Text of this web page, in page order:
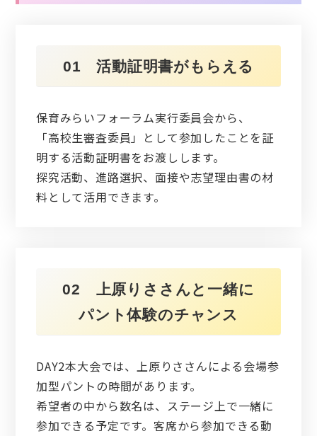
01 活動証明書がもらえる
保育みらいフォーラム実行委員会から、
「高校生審査委員」として参加したことを証
明する活動証明書をお渡しします。
探究活動、進路選択、面接や志望理由書の材
料として活用できます。
02 上原りささんと一緒に
パント体験のチャンス
DAY2本大会では、上原りささんによる会場参
加型パントの時間があります。
希望者の中から数名は、ステージ上で一緒に
参加できる予定です。客席から参加できる動